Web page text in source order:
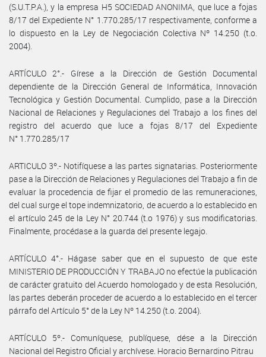
(S.U.T.P.A.), y la empresa H5 SOCIEDAD ANONIMA, que luce a fojas
8/17 del Expediente N° 1.770.285/17 respectivamente, conforme a
lo dispuesto en la Ley de Negociación Colectiva Nº 14.250 (t.o.
2004).
ARTÍCULO 2°.- Gírese a la Dirección de Gestión Documental
dependiente de la Dirección General de Informática, Innovación
Tecnológica y Gestión Documental. Cumplido, pase a la Dirección
Nacional de Relaciones y Regulaciones del Trabajo a los fines del
registro del acuerdo que luce a fojas 8/17 del Expediente
N° 1.770.285/17
ARTICULO 3º.- Notifíquese a las partes signatarias. Posteriormente
pase a la Dirección de Relaciones y Regulaciones del Trabajo a fin de
evaluar la procedencia de fijar el promedio de las remuneraciones,
del cual surge el tope indemnizatorio, de acuerdo a lo establecido en
el artículo 245 de la Ley N° 20.744 (t.o 1976) y sus modificatorias.
Finalmente, procédase a la guarda del presente legajo.
ARTÍCULO 4°.- Hágase saber que en el supuesto de que este
MINISTERIO DE PRODUCCIÓN Y TRABAJO no efectúe la publicación
de carácter gratuito del Acuerdo homologado y de esta Resolución,
las partes deberán proceder de acuerdo a lo establecido en el tercer
párrafo del Artículo 5° de la Ley Nº 14.250 (t.o. 2004).
ARTÍCULO 5º.- Comuníquese, publíquese, dése a la Dirección
Nacional del Registro Oficial y archívese. Horacio Bernardino Pitrau